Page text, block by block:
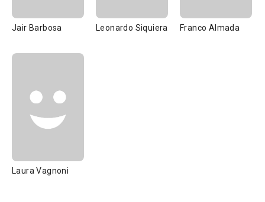
Jair Barbosa Leonardo Siquiera Franco Almada
Laura Vagnoni